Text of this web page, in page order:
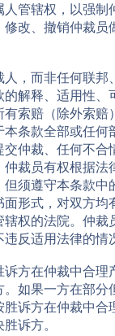
人管辖权，以强制
改、撤销仲裁员
人，而非任何联邦
解释、适用性、
索赔（除外索赔
条款全部或任何
仲裁、任何不合
仲裁员有权根据法
须遵守本条款中
形式，对双方均
辖权的法院。仲裁
反适用法律的情
诉方在仲裁中合理
。如果一方在部
胜诉方在仲裁中合
诉方。